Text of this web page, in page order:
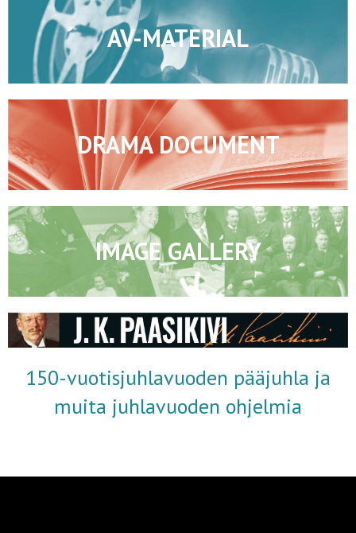
AV-MATERIAL
DRAMA DOCUMENT
IMAGE GALLERY
150-vuotisjuhlavuoden pääjuhla ja
muita juhlavuoden ohjelmia